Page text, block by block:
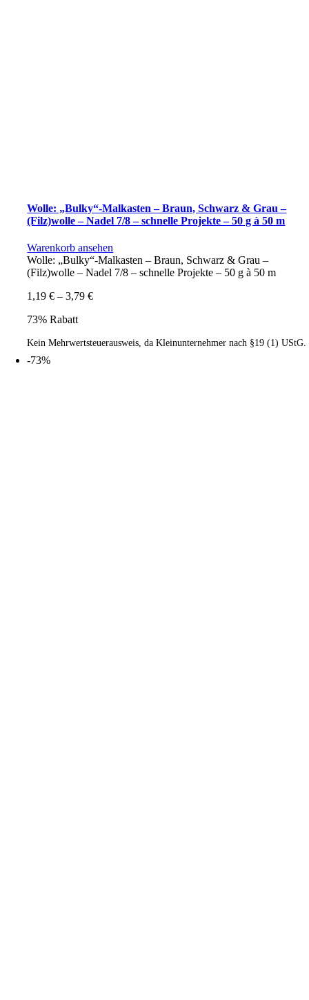
Wolle: „Bulky“-Malkasten – Braun, Schwarz & Grau –
(Filz)wolle – Nadel 7/8 – schnelle Projekte – 50 g à 50 m
Warenkorb ansehen
Wolle: „Bulky“-Malkasten – Braun, Schwarz & Grau –
(Filz)wolle – Nadel 7/8 – schnelle Projekte – 50 g à 50 m
1,19€ –3,79€
73% Rabatt
Kein Mehrwertsteuerausweis, da Kleinunternehmer nach §19 (1) UStG.
-73%